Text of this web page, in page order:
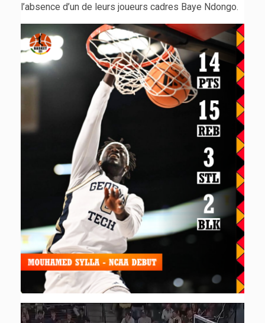
l’absence d’un de leurs joueurs cadres Baye Ndongo.